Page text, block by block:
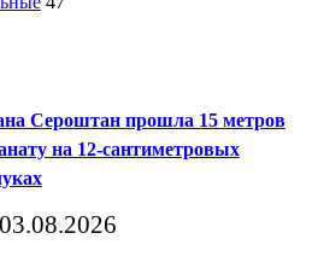
Сероштан прошла 15 метров
на 12-сантиметровых
03.08.2026